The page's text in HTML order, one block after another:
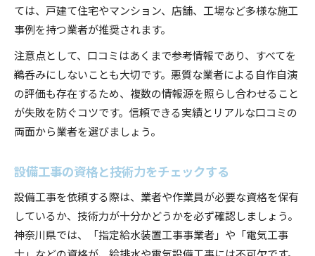
ては、戸建て住宅やマンション、店舗、工場など多様な施工
事例を持つ業者が推奨されます。
注意点として、口コミはあくまで参考情報であり、すべてを
鵜呑みにしないことも大切です。悪質な業者による自作自演
の評価も存在するため、複数の情報源を照らし合わせること
が失敗を防ぐコツです。信頼できる実績とリアルな口コミの
両面から業者を選びましょう。
設備工事の資格と技術力をチェックする
設備工事を依頼する際は、業者や作業員が必要な資格を保有
しているか、技術力が十分かどうかを必ず確認しましょう。
神奈川県では、「指定給水装置工事事業者」や「電気工事